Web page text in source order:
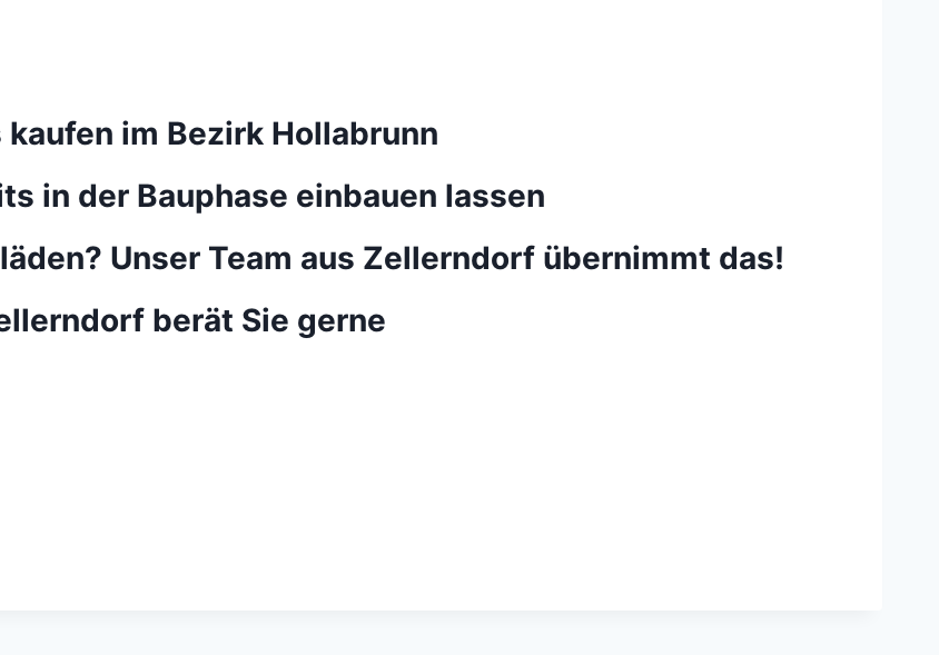
im Bezirk Hollabrunn
in der Bauphase einbauen lassen
Unser Team aus Zellerndorf übernimmt das!
berät Sie gerne